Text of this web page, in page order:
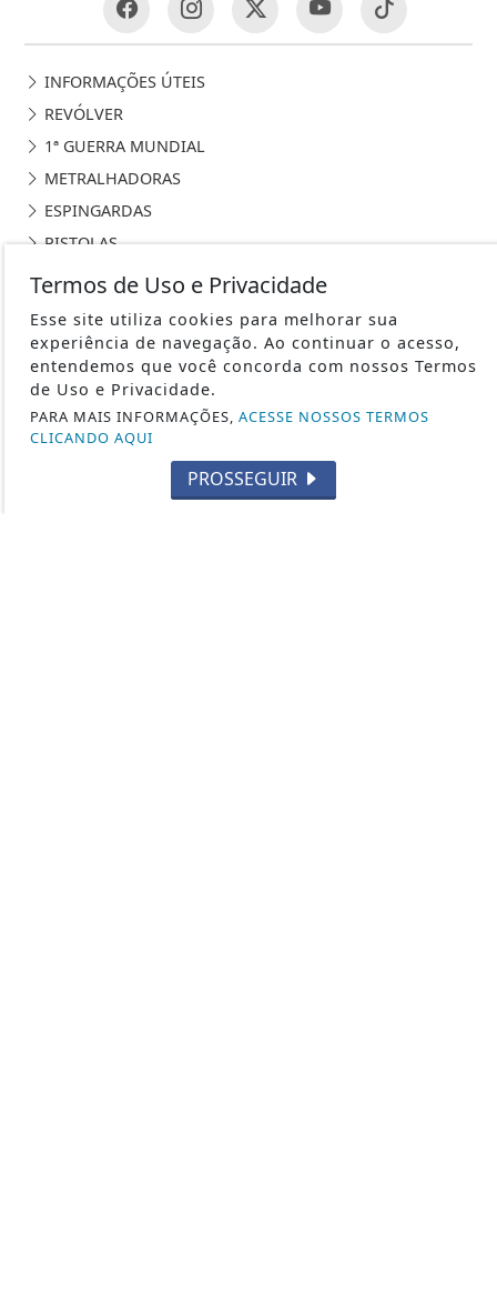
INFORMAÇÕES ÚTEIS
REVÓLVER
1ª GUERRA MUNDIAL
METRALHADORAS
ESPINGARDAS
PISTOLAS
HISTÓRIA
FABRICANTES DE ARMAS
CURIOSIDADES
2ª GUERRA MUNDIAL
CAÇA
TIRO ESPORTIVO
FORÇAS ESPECIAIS
Termos de Uso e Privacidade
Esse site utiliza cookies para melhorar sua
experiência de navegação. Ao continuar o acesso,
entendemos que você concorda com nossos Termos
de Uso e Privacidade.
PARA MAIS INFORMAÇÕES, ACESSE NOSSOS TERMOS
CLICANDO AQUI
PROSSEGUIR